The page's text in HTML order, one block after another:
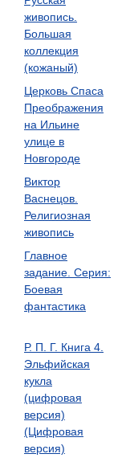
живопись.
Большая
коллекция
(кожаный)
Церковь Спаса
Преображения
на Ильине
улице в
Новгороде
Виктор
Васнецов.
Религиозная
живопись
Главное
задание. Серия:
Боевая
фантастика
Р. П. Г. Книга 4.
Эльфийская
кукла
(цифровая
версия)
(Цифровая
версия)